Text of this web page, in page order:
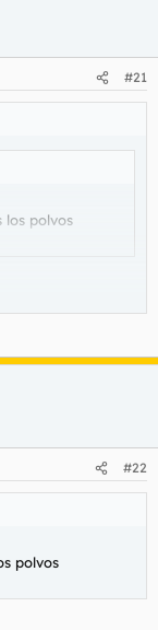
#21
los polvos
#22
polvos